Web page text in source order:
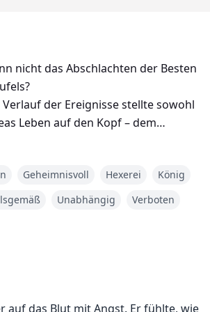
nicht das Abschlachten der Besten
der Ereignisse stellte sowohl
Leben auf den Kopf – dem
Engel, der ein Geheimnis
im Verborgenen geblieben wäre.
ich wurde von einem Schatten
dass die Zeit nahe war, konnte es
Ich wagte es nicht, das Wesen
Geheimnisvoll Hexerei
König
Unabhängig
Verboten
auf das Blut mit Angst. Er fühlte, wie